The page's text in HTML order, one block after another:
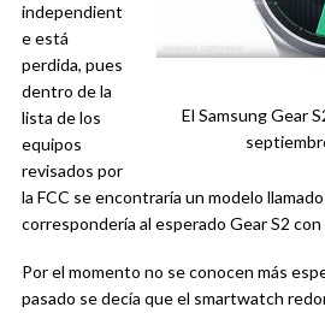
El Samsung Gear
independient
e está
perdida, pues
dentro de la
lista de los
equipos
revisados por
la FCC se encontraría un modelo
correspondería al esperado Gear S2
Por el momento no se conocen más
pasado se decía que el smartwatch